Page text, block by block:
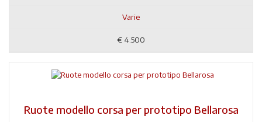
Varie
€ 4.500
Ruote modello corsa per prototipo Bellarosa